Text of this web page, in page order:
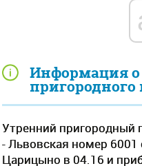
Информация
пригородного
Утренний пригородный
- Львовская номер 6001
Царицыно в 04.16 и